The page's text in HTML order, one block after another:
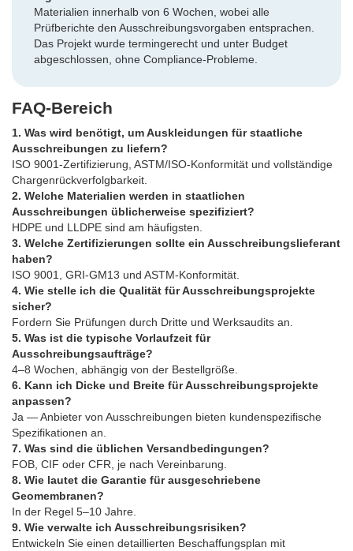
Materialien innerhalb von 6 Wochen, wobei alle
Prüfberichte den Ausschreibungsvorgaben entsprachen.
Das Projekt wurde termingerecht und unter Budget
abgeschlossen, ohne Compliance-Probleme.
FAQ-Bereich
1. Was wird benötigt, um Auskleidungen für staatliche
Ausschreibungen zu liefern?
ISO 9001-Zertifizierung, ASTM/ISO-Konformität und vollständige
Chargenrückverfolgbarkeit.
2. Welche Materialien werden in staatlichen
Ausschreibungen üblicherweise spezifiziert?
HDPE und LLDPE sind am häufigsten.
3. Welche Zertifizierungen sollte ein Ausschreibungslieferant
haben?
ISO 9001, GRI-GM13 und ASTM-Konformität.
4. Wie stelle ich die Qualität für Ausschreibungsprojekte
sicher?
Fordern Sie Prüfungen durch Dritte und Werksaudits an.
5. Was ist die typische Vorlaufzeit für
Ausschreibungsaufträge?
4–8 Wochen, abhängig von der Bestellgröße.
6. Kann ich Dicke und Breite für Ausschreibungsprojekte
anpassen?
Ja — Anbieter von Ausschreibungen bieten kundenspezifische
Spezifikationen an.
7. Was sind die üblichen Versandbedingungen?
FOB, CIF oder CFR, je nach Vereinbarung.
8. Wie lautet die Garantie für ausgeschriebene
Geomembranen?
In der Regel 5–10 Jahre.
9. Wie verwalte ich Ausschreibungsrisiken?
Entwickeln Sie einen detaillierten Beschaffungsplan mit